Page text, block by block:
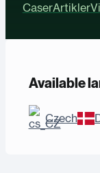
CaserArtikler
Available
Czech